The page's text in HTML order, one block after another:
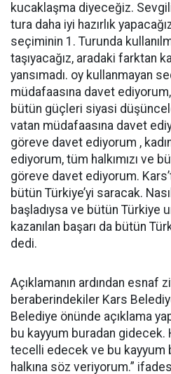
kucaklaşma diyeceğiz.
tura daha iyi hazırlık
seçiminin 1. Turunda
taşıyacağız, aradaki farktan
yansımadı. oy kullanmayan
müdafaasına davet
bütün güçleri siyasi
vatan müdafaasına davet
göreve davet ediyorum ,
ediyorum, tüm halkımızı ve
göreve davet ediyorum.
bütün Türkiye’yi saracak.
başladıysa ve bütün Türkiye
kazanılan başarı da bütün
dedi.
Açıklamanın ardından esnaf
beraberindekiler Kars
Belediye önünde açıklama
bu kayyum buradan gidecek.
tecelli edecek ve bu kayyum
halkına söz veriyorum.”